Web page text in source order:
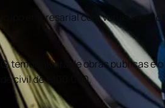
empresarial com várias
temos alvará de obras publicas
civil de €100.000.